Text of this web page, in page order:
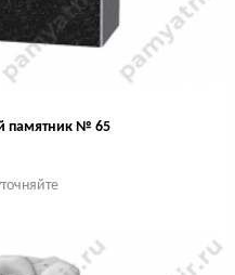
памятник № 65